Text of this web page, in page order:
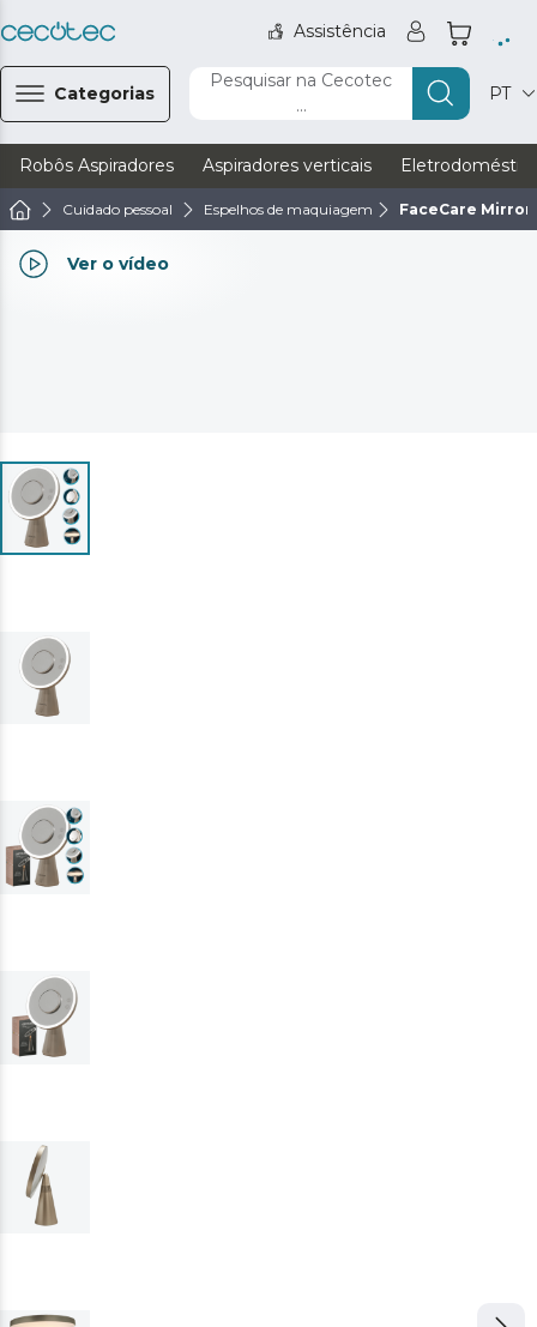
Assistência
Categorias
Pesquisar na Cecotec
...
PT
Robôs Aspiradores Aspiradores verticais
Cuidado pessoal Espelhos de maquiagem FaceCare
Ver o vídeo